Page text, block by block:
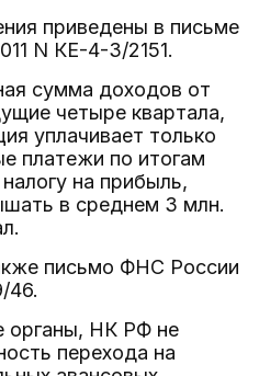
приведены в письме
N КЕ-4-3/2151.
сумма доходов от
четыре квартала,
уплачивает только
платежи по итогам
на прибыль,
в среднем 3 млн.
письмо ФНС России
46.
органы, НК РФ не
перехода на